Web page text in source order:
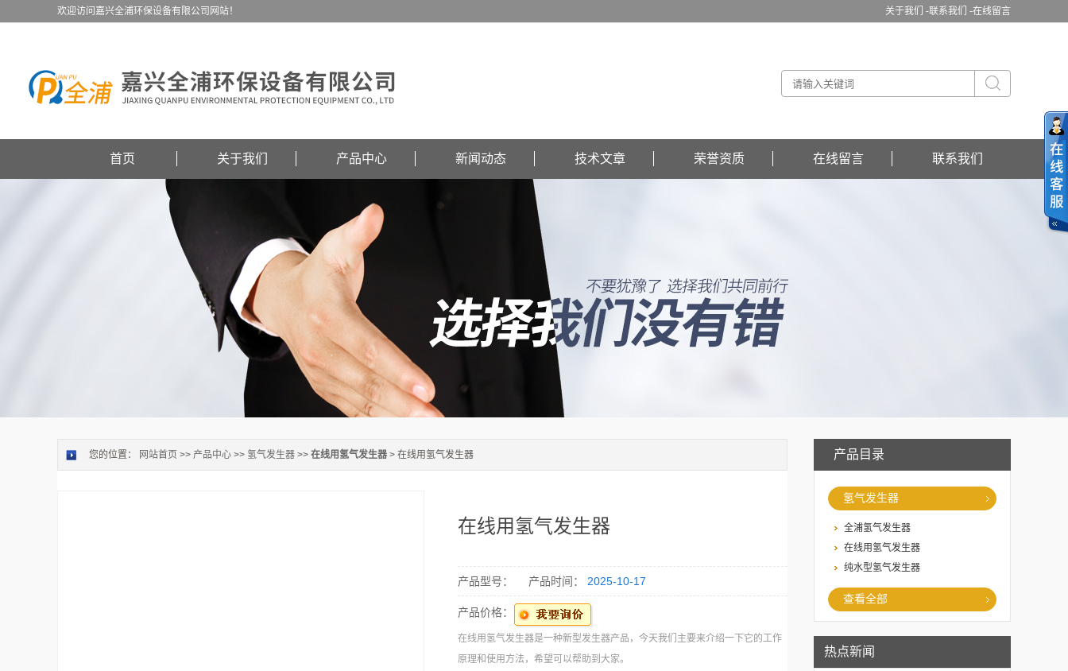
关于我们 -联系我们 -在线留言
欢迎访问嘉兴全浦环保设备有限公司网站！
首页 关于我们 产品中心 新闻动态 技术文章 荣誉资质 在线留言 联系我们
产品目录
氢气发生器
全浦氢气发生器
在线用氢气发生器
纯水型氢气发生器
查看全部
热点新闻
您的位置： 网站首页 >> 产品中心 >> 氢气发生器 >> 在线用氢气发生器 > 在线用氢气发生器
在线用氢气发生器
产品型号： 产品时间： 2025-10-17
产品价格：
在线用氢气发生器是一种新型发生器产品，今天我们主要来介绍一下它的工作
原理和使用方法，希望可以帮助到大家。